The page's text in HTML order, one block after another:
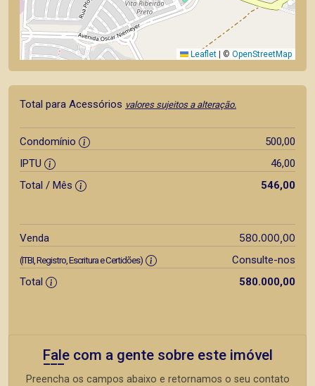
Leaflet © OpenStreetMap
Total para Acessórios valores sujeitos a alteração.
Condomínio
500,00
IPTU
46,00
Total / Mês
546,00
Venda 580.000,00
(ITBI, Registro, Escritura e Certidões)
Consulte-nos
Total
580.000,00
Fale com a gente sobre este imóvel
Preencha os campos abaixo e retornamos o seu contato